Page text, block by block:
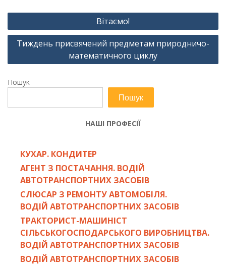
Навігація
записів
Вітаємо!
Тиждень присвячений предметам природничо-
математичного циклу
Пошук
Пошук
НАШІ ПРОФЕСІЇ
КУХАР. КОНДИТЕР
АГЕНТ З ПОСТАЧАННЯ. ВОДІЙ
АВТОТРАНСПОРТНИХ ЗАСОБІВ
СЛЮСАР З РЕМОНТУ АВТОМОБІЛЯ.
ВОДІЙ АВТОТРАНСПОРТНИХ ЗАСОБІВ
ТРАКТОРИСТ-МАШИНІСТ
СІЛЬСЬКОГОСПОДАРСЬКОГО ВИРОБНИЦТВА.
ВОДІЙ АВТОТРАНСПОРТНИХ ЗАСОБІВ
ВОДІЙ АВТОТРАНСПОРТНИХ ЗАСОБІВ